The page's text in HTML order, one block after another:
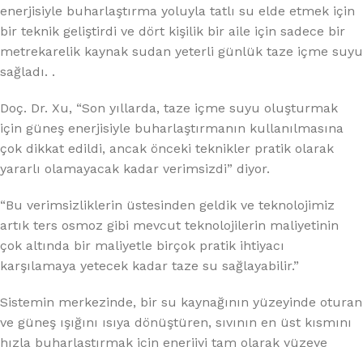
enerjisiyle buharlaştırma yoluyla tatlı su elde etmek için
bir teknik geliştirdi ve dört kişilik bir aile için sadece bir
metrekarelik kaynak sudan yeterli günlük taze içme suyu
sağladı. .
Doç. Dr. Xu, “Son yıllarda, taze içme suyu oluşturmak
için güneş enerjisiyle buharlaştırmanın kullanılmasına
çok dikkat edildi, ancak önceki teknikler pratik olarak
yararlı olamayacak kadar verimsizdi” diyor.
“Bu verimsizliklerin üstesinden geldik ve teknolojimiz
artık ters osmoz gibi mevcut teknolojilerin maliyetinin
çok altında bir maliyetle birçok pratik ihtiyacı
karşılamaya yetecek kadar taze su sağlayabilir.”
Sistemin merkezinde, bir su kaynağının yüzeyinde oturan
ve güneş ışığını ısıya dönüştüren, sıvının en üst kısmını
hızla buharlaştırmak için enerjiyi tam olarak yüzeye